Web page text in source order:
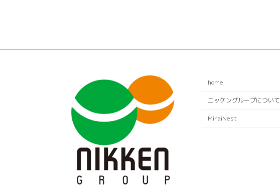
home
ニッケングループについて
MiraiNest